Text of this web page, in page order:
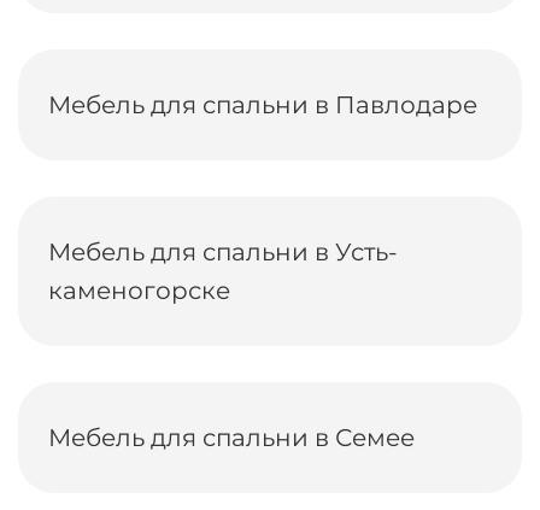
Мебель для спальни в Павлодаре
Мебель для спальни в Усть-
каменогорске
Мебель для спальни в Семее